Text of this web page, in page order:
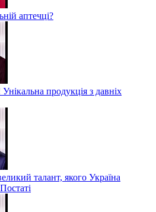
аптечці?
продукція з давніх
талант, якого Україна